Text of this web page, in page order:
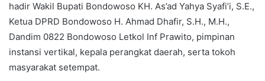
hadir Wakil Bupati Bondowoso KH. As’ad Yahya Syafi’i, S.E.,
Ketua DPRD Bondowoso H. Ahmad Dhafir, S.H., M.H.,
Dandim 0822 Bondowoso Letkol Inf Prawito, pimpinan
instansi vertikal, kepala perangkat daerah, serta tokoh
masyarakat setempat.